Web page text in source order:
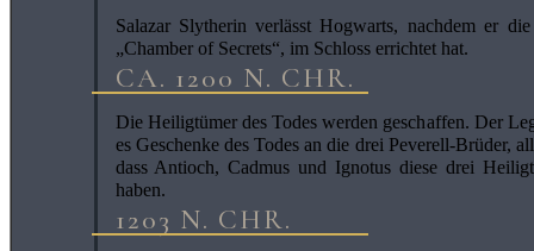
Salazar Slytherin verlässt Hogwarts, nachdem er
„Chamber of Secrets“, im Schloss errichtet hat.
CA. 1200 N. CHR.
Die Heiligtümer des Todes werden geschaffen. Der
es Geschenke des Todes an die drei Peverell-Brüder,
dass Antioch, Cadmus und Ignotus diese drei
haben.
1203 N. CHR.